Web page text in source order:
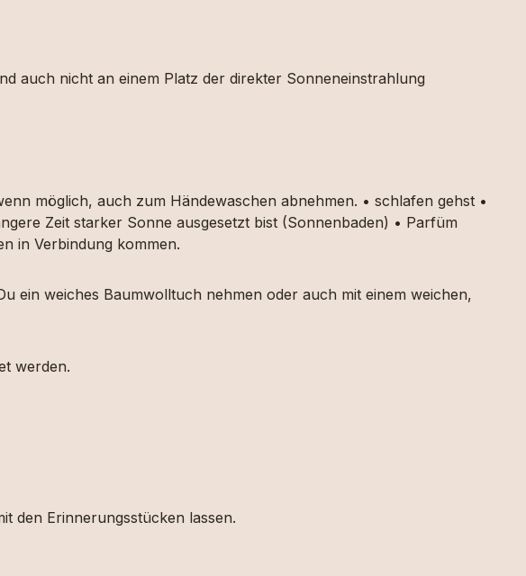
auch nicht an einem Platz der direkter Sonneneinstrahlung
möglich, auch zum Händewaschen abnehmen. • schlafen gehst •
Zeit starker Sonne ausgesetzt bist (Sonnenbaden) • Parfüm
in Verbindung kommen.
ein weiches Baumwolltuch nehmen oder auch mit einem weichen,
werden.
den Erinnerungsstücken lassen.